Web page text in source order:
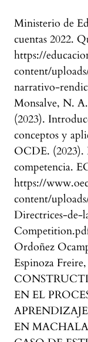
Ministerio de
cuentas 2022.
https://
content/
narrativo-
Monsalve, N.
(2023).
conceptos y
OCDE. (2023).
competencia.
https://
content/
Directrices-
Ordoñez
Espinoza
EN EL
EN